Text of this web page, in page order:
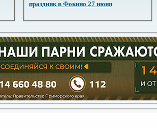
праздник в Фокино 27 июня